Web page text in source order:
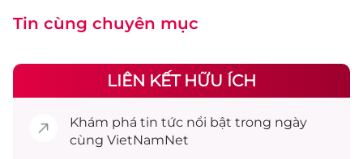
Tin cùng chuyên mục
LIÊN KẾT HỮU ÍCH
Khám phá tin tức nổi bật trong ngày
cùng VietNamNet